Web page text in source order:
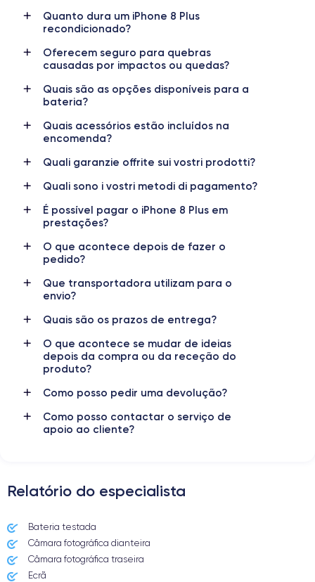
Dimensions
158.4×78.1×7.5 mm
Poids
Écran
IPS LCD 5.5 pouces
Résolution écran
1920 x 1080 pixels
Nom de la puce
Apple A11 Bionic 6
Nom GPU
Apple GPU (3-Core)
Fréq. processeur
12 MP 7 MP
Résolution vidéo
4K - 3840x2160px
Recharge rapide
Oui, minimum 18W
Batterie Dual SIM
Réseau mobile
consulter la fiche technique de l'iPhone 8 Plus.
Quanto dura um iPhone 8 Plus
recondicionado?
Oferecem seguro para quebras
causadas por impactos ou quedas?
Quais são as opções disponíveis para a
bateria?
Quais acessórios estão incluídos na
encomenda?
Quali garanzie offrite sui vostri prodotti?
Quali sono i vostri metodi di pagamento?
É possível pagar o iPhone 8 Plus em
prestações?
O que acontece depois de fazer o
pedido?
Que transportadora utilizam para o
envio?
Quais são os prazos de entrega?
O que acontece se mudar de ideias
depois da compra ou da receção do
produto?
Como posso pedir uma devolução?
Como posso contactar o serviço de
apoio ao cliente?
Relatório do especialista
Bateria testada
Câmara fotográfica dianteira
Câmara fotográfica traseira
Ecrã